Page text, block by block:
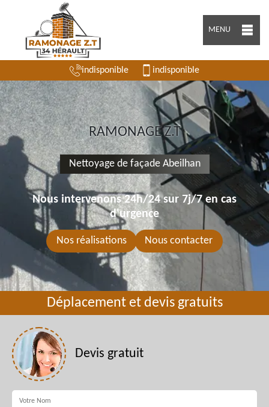
MENU
indisponible indisponible
RAMONAGE Z.T
Nettoyage de façade Abeilhan
Nous intervenons 24h/24 sur 7j/7 en cas
d'urgence
Nos réalisations Nous contacter
Déplacement et devis gratuits
Devis gratuit